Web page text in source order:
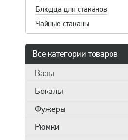
Блюдца для стаканов
Чайные стаканы
Все категории товаров
Вазы
Бокалы
Фужеры
Рюмки